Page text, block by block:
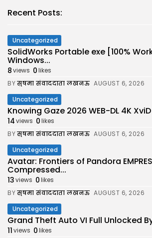
Recent Posts:
Uncategorized
SolidWorks Portable exe [100%
Windows...
8views 0likes
BYसुषमा संवाददाता लखनऊ AUGUST 6, 2026
Uncategorized
Knowing Gaze 2026 WEB-DL 4K XviD
14views 0likes
BYसुषमा संवाददाता लखनऊ AUGUST 6, 2026
Uncategorized
Avatar: Frontiers of Pandora
Compressed...
13views 0likes
BYसुषमा संवाददाता लखनऊ AUGUST 6, 2026
Uncategorized
Grand Theft Auto VI Full Unlocked
11views 0likes